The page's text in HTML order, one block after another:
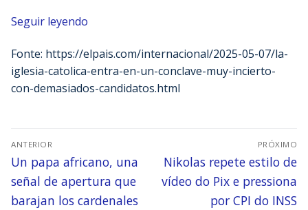
Seguir leyendo
Fonte: https://elpais.com/internacional/2025-05-07/la-
iglesia-catolica-entra-en-un-conclave-muy-incierto-
con-demasiados-candidatos.html
ANTERIOR
Un papa africano, una
señal de apertura que
barajan los cardenales
PRÓXIMO
Nikolas repete estilo de
vídeo do Pix e pressiona
por CPI do INSS